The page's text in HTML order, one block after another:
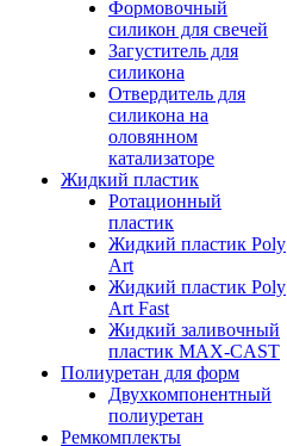
Формовочный
силикон для свечей
Загуститель для
силикона
Отвердитель для
силикона на
оловянном
катализаторе
Жидкий пластик
Ротационный
пластик
Жидкий пластик Poly
Art
Жидкий пластик Poly
Art Fast
Жидкий заливочный
пластик MAX-CAST
Полиуретан для форм
Двухкомпонентный
полиуретан
Ремкомплекты